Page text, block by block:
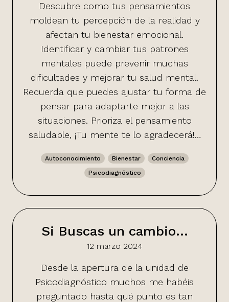
Descubre como tus pensamientos
moldean tu percepción de la realidad y
afectan tu bienestar emocional.
Identificar y cambiar tus patrones
mentales puede prevenir muchas
dificultades y mejorar tu salud mental.
Recuerda que puedes ajustar tu forma de
pensar para adaptarte mejor a las
situaciones. Prioriza el pensamiento
saludable, ¡Tu mente te lo agradecerá!…
Autoconocimiento Bienestar
Conciencia
Psicodiagnóstico
Si Buscas un cambio…
12 marzo 2024
Desde la apertura de la unidad de
Psicodiagnóstico muchos me habéis
preguntado hasta qué punto es tan